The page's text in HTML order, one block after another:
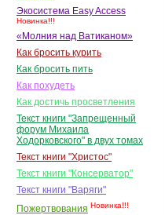
Экосистема Easy Access
Новинка!!!
«Молния над Ватиканом»
Как бросить курить
Как бросить пить
Как похудеть
Как достичь просветления
Текст книги "Запрещенный
форум Михаила
Ходорковского" в двух томах
Текст книги "Христос"
Текст книги "Консерватор"
Текст книги "Варяги"
Пожертвования Новинка!!!